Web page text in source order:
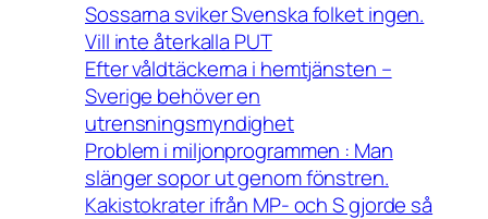
Sossarna sviker Svenska folket ingen.
Vill inte återkalla PUT
Efter våldtäckerna i hemtjänsten –
Sverige behöver en
utrensningsmyndighet
Problem i miljonprogrammen : Man
slänger sopor ut genom fönstren.
Kakistokrater ifrån MP- och S gjorde så